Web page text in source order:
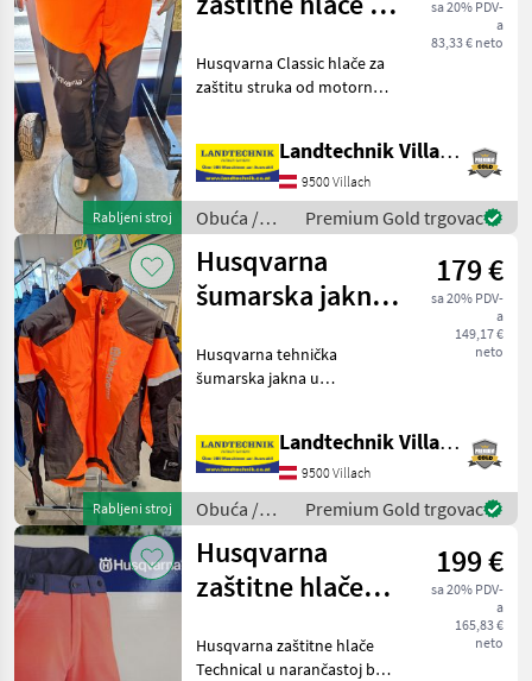
Rabljeni stroj
sa 20% PDV-
a
83,33 € neto
Husqvarna Classic hlače za
zaštitu struka od motorne
ravnalo, prednjim
džepovima s patentnim
zatvaračem, zaštita kla
Landtechnik Villach GmbH
9500 Villach
Obuća /
Husqvarna
Premium Gold trgovac
Rabljeni stroj
Husqvarna
šumarska jakna
179 €
sa 20% PDV-
a
149,17 €
neto
Husqvarna tehnička
šumarska jakna u
vidljivost, vodootporna,
rastezljiva tkanina za veću
slobodu kretanja, Cordura®
Landtechnik Villach GmbH
9500 Villach
Obuća /
Husqvarna
Premium Gold trgovac
Husqvarna
zaštitne hlače
kvalitete
199 €
sa 20% PDV-
a
165,83 €
neto
Husqvarna zaštitne hlače
Technical u narančastoj boji